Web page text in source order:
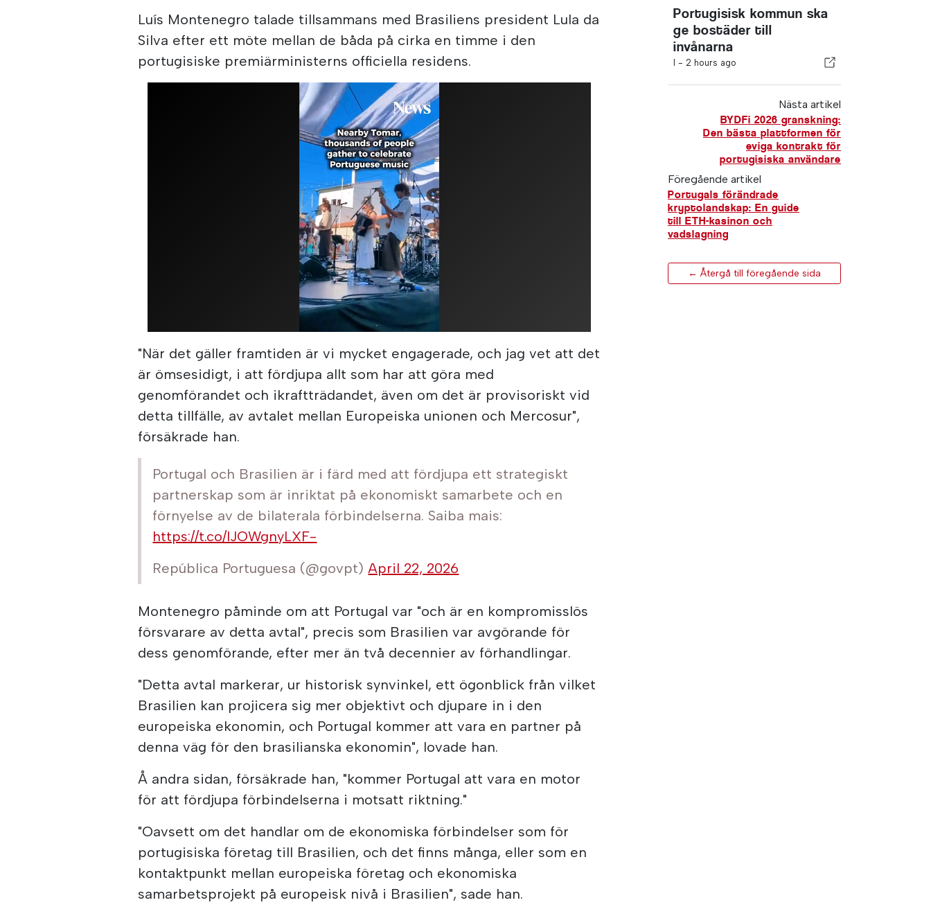
Luís Montenegro talade tillsammans med Brasiliens president Lula da
Silva efter ett möte mellan de båda på cirka en timme i den
portugisiske premiärministerns officiella residens.
"När det gäller framtiden är vi mycket engagerade, och jag vet att det
är ömsesidigt, i att fördjupa allt som har att göra med
genomförandet och ikraftträdandet, även om det är provisoriskt vid
detta tillfälle, av avtalet mellan Europeiska unionen och Mercosur",
försäkrade han.
Portugal och Brasilien är i färd med att fördjupa ett strategiskt
partnerskap som är inriktat på ekonomiskt samarbete och en
förnyelse av de bilaterala förbindelserna. Saiba mais:
https://t.co/lJOWgnyLXF-
República Portuguesa (@govpt)April 22, 2026
Montenegro påminde om att Portugal var "och är en kompromisslös
försvarare av detta avtal", precis som Brasilien var avgörande för
dess genomförande, efter mer än två decennier av förhandlingar.
"Detta avtal markerar, ur historisk synvinkel, ett ögonblick från vilket
Brasilien kan projicera sig mer objektivt och djupare in i den
europeiska ekonomin, och Portugal kommer att vara en partner på
denna väg för den brasilianska ekonomin", lovade han.
Å andra sidan, försäkrade han, "kommer Portugal att vara en motor
för att fördjupa förbindelserna i motsatt riktning."
"Oavsett om det handlar om de ekonomiska förbindelser som för
portugisiska företag till Brasilien, och det finns många, eller som en
kontaktpunkt mellan europeiska företag och ekonomiska
samarbetsprojekt på europeisk nivå i Brasilien", sade han.
Portugisisk kommun ska
ge bostäder till
invånarna
I - 2 hours ago
Nästa artikel
BYDFi 2026 granskning:
Den bästa plattformen för
eviga kontrakt för
portugisiska användare
Föregående artikel
Portugals förändrade
kryptolandskap: En guide
till ETH-kasinon och
vadslagning
← Återgå till föregående sida